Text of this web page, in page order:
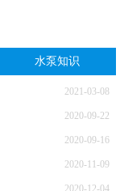
水泵知识
2021-03-08
2020-09-22
2020-09-16
2020-11-09
2020-12-04